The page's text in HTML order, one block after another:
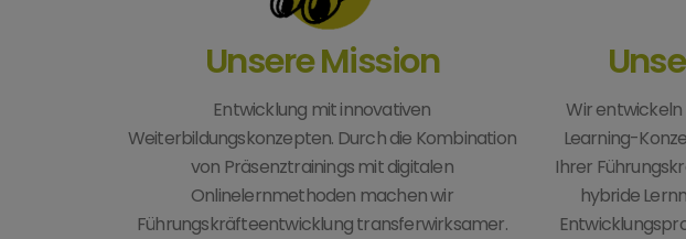
Unsere Mission
Entwicklung mit innovativen
Weiterbildungskonzepten. Durch die Kombination
von Präsenztrainings mit digitalen
Onlinelernmethoden machen wir
Führungskräfteentwicklung transferwirksamer.
Wir
Learning-
Ihrer
hybride